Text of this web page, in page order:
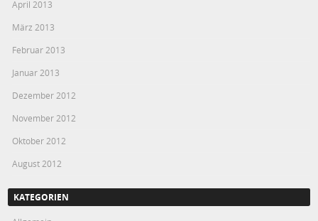
April 2013
März 2013
Februar 2013
Januar 2013
Dezember 2012
November 2012
Oktober 2012
August 2012
KATEGORIEN